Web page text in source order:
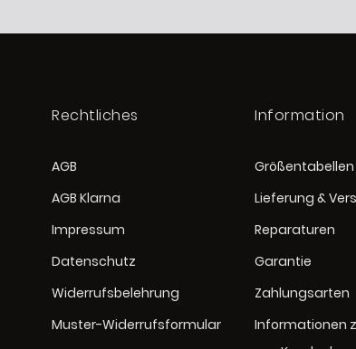
Rechtliches
AGB
AGB Klarna
Impressum
Datenschutz
Widerrufsbelehrung
Muster-Widerrufsformular
Information
Größentabellen
Lieferung &
Reparaturen
Garantie
Zahlungsarten
Informationen